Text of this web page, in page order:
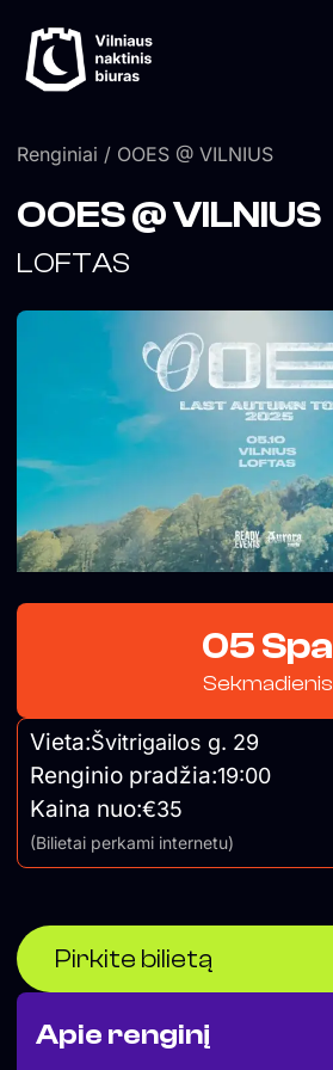
prie
turinio
Renginiai / OOES @ VILNIUS
Apie renginį
OOES @ VILNIUS
LOFTAS
05 Spa
Sekmadienis
Vieta:Švitrigailos g. 29
Renginio pradžia:19:00
Kaina nuo:€35
(Bilietai perkami internetu)
Pirkite bilietą